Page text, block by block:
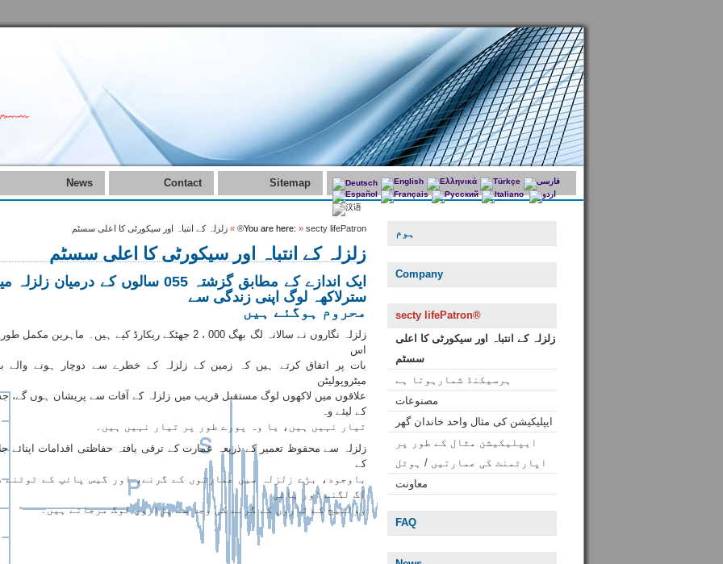
News Contact Sitemap
ہوم
Company
secty lifePatron®
زلزلہ کے انتباہ اور سیکورٹی کا اعلی
سسٹم
ہرسیکنڈ شمارہوتا ہے
مصنوعات
ایپلیکیشن کی مثال واحد خاندان گھر
ایپلیکیشن مثال کے طور پر
اپارٹمنٹ کی عمارتیں / ہوٹل
معاونت
FAQ
You are here: » secty lifePatron®
» زلزلہ کے انتباہ اور سیکورٹی کا اعلی سسٹم
زلزلہ کے انتباہ اور سیکورٹی کا اعلی سسٹم
ایک اندازے کے مطابق گزشتہ 055 سالوں کے درمیان
سترلاکھہ لوگ اپنی زندگی سے
محروم ہوگئے ہیں
زلزلہ نگاروں نے سالانہ لگ بھگ 000 ، 2 جھٹکے ریکارڈ کیے ہیں۔ ماہرین مکمل
اس
بات پر اتفاق کرتے ہیں کہ زمین کے زلزلہ کے خطرے سے دوچار ہونے والے
میٹروپولیٹن
علاقوں میں لاکھوں لوگ مستقبل قریب میں زلزلہ کے آفات سے پریشان ہوں گے،
کے لیئے وہ
تیار نہیں ہیں، یا وہ پورے طور پر تیار نہیں ہیں۔
زلزلہ سے محفوظ تعمیر کے ذریعہ عمارت کے ترقی یافتہ حفاظتی اقدامات اپنائے
کے
باوجود، بڑے زلزلہ میں عمارتوں کے گرنے، اور گیس پائپ کے ٹوٹنے
آگ لگنے اور ہائی
وولٹیج کے تاروں کے گرنے کی وجہ سے ہزاروں لوگ مرجاتے ہیں۔